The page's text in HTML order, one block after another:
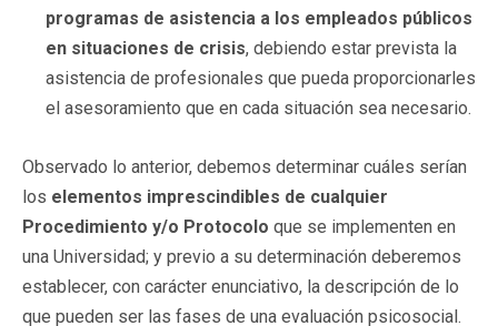
programas de asistencia a los empleados públicos
en situaciones de crisis, debiendo estar prevista la
asistencia de profesionales que pueda proporcionarles
el asesoramiento que en cada situación sea necesario.
Observado lo anterior, debemos determinar cuáles serían
los elementos imprescindibles de cualquier
Procedimiento y/o Protocolo que se implementen en
una Universidad; y previo a su determinación deberemos
establecer, con carácter enunciativo, la descripción de lo
que pueden ser las fases de una evaluación psicosocial.